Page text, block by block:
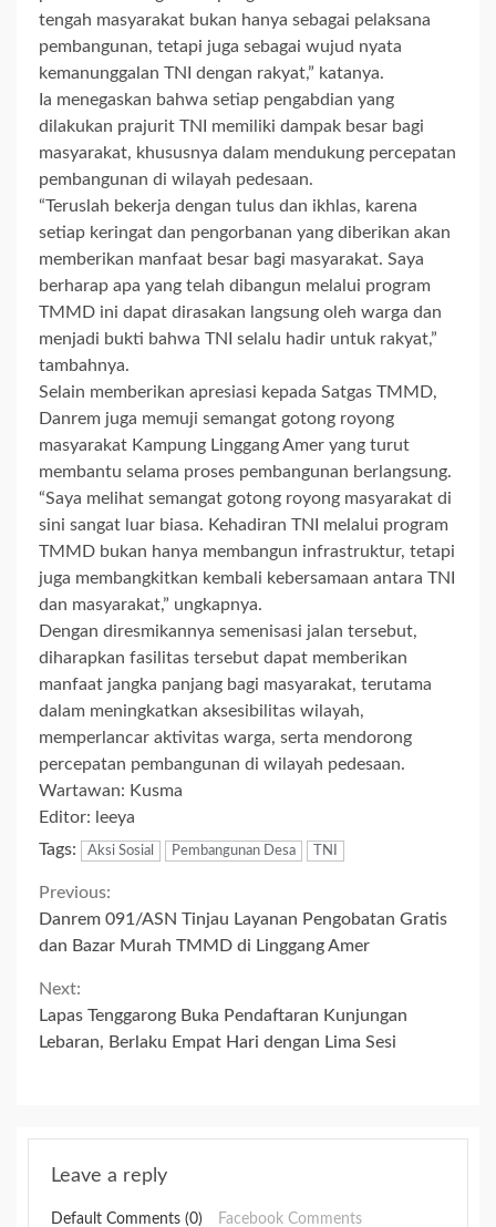
tengah masyarakat bukan hanya sebagai pelaksana
pembangunan, tetapi juga sebagai wujud nyata
kemanunggalan TNI dengan rakyat,” katanya.
Ia menegaskan bahwa setiap pengabdian yang
dilakukan prajurit TNI memiliki dampak besar bagi
masyarakat, khususnya dalam mendukung percepatan
pembangunan di wilayah pedesaan.
“Teruslah bekerja dengan tulus dan ikhlas, karena
setiap keringat dan pengorbanan yang diberikan akan
memberikan manfaat besar bagi masyarakat. Saya
berharap apa yang telah dibangun melalui program
TMMD ini dapat dirasakan langsung oleh warga dan
menjadi bukti bahwa TNI selalu hadir untuk rakyat,”
tambahnya.
Selain memberikan apresiasi kepada Satgas TMMD,
Danrem juga memuji semangat gotong royong
masyarakat Kampung Linggang Amer yang turut
membantu selama proses pembangunan berlangsung.
“Saya melihat semangat gotong royong masyarakat di
sini sangat luar biasa. Kehadiran TNI melalui program
TMMD bukan hanya membangun infrastruktur, tetapi
juga membangkitkan kembali kebersamaan antara TNI
dan masyarakat,” ungkapnya.
Dengan diresmikannya semenisasi jalan tersebut,
diharapkan fasilitas tersebut dapat memberikan
manfaat jangka panjang bagi masyarakat, terutama
dalam meningkatkan aksesibilitas wilayah,
memperlancar aktivitas warga, serta mendorong
percepatan pembangunan di wilayah pedesaan.
Wartawan: Kusma
Editor: leeya
Tags:
Aksi Sosial Pembangunan Desa TNI
Continue
Reading
Previous:
Danrem 091/ASN Tinjau Layanan Pengobatan Gratis
dan Bazar Murah TMMD di Linggang Amer
Next:
Lapas Tenggarong Buka Pendaftaran Kunjungan
Lebaran, Berlaku Empat Hari dengan Lima Sesi
Leave a reply
Default Comments (0) Facebook Comments